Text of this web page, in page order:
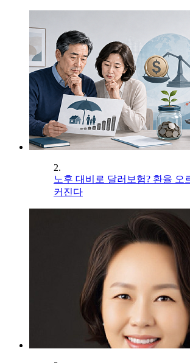
2.
노후 대비로 달러보험? 환율 오
커진다